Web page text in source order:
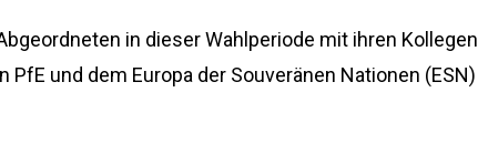
in dieser Wahlperiode mit ihren Kollegen
und dem Europa der Souveränen Nationen (ESN)